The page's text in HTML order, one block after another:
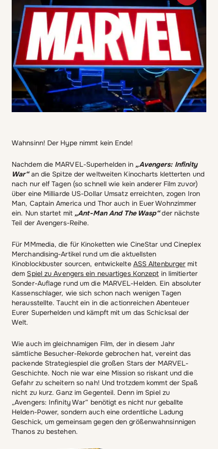
Wahnsinn! Der Hype nimmt kein Ende!
Nachdem die MARVEL-Superhelden in „Avengers: Infinity
War“an die Spitze der weltweiten Kinocharts kletterten und
nach nur elf Tagen (so schnell wie kein anderer Film zuvor)
über eine Milliarde US-Dollar Umsatz erreichten, zogen Iron
Man, Captain America und Thor auch in Euer Wohnzimmer
ein. Nun startet mit „Ant-Man And The Wasp“der nächste
Teil der Avengers-Reihe.
Für MMmedia, die für Kinoketten wie CineStar und Cineplex
Merchandising-Artikel rund um die aktuellsten
Kinoblockbuster sourcen, entwickelte ASS Altenburger mit
dem Spiel zu Avengers ein neuartiges Konzept in limitierter
Sonder-Auflage rund um die MARVEL-Helden. Ein absoluter
Kassenschlager, wie sich schon nach wenigen Tagen
herausstellte. Taucht ein in die actionreichen Abenteuer
Eurer Superhelden und kämpft mit um das Schicksal der
Welt.
Wie auch im gleichnamigen Film, der in diesem Jahr
sämtliche Besucher-Rekorde gebrochen hat, vereint das
packende Strategiespiel die großen Stars der MARVEL-
Geschichte. Noch nie war eine Mission so riskant und die
Gefahr zu scheitern so nah! Und trotzdem kommt der Spaß
nicht zu kurz. Ganz im Gegenteil. Denn im Spiel zu
„Avengers: Infinity War“ benötigt es nicht nur geballte
Helden-Power, sondern auch eine ordentliche Ladung
Geschick, um gemeinsam gegen den größenwahnsinnigen
Thanos zu bestehen.